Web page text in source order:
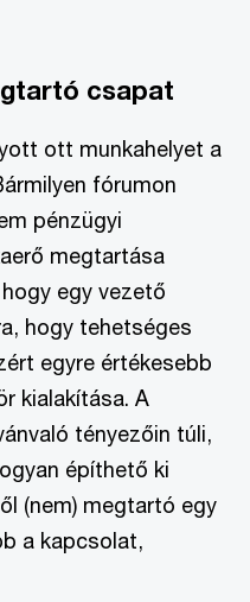
csapat
ott munkahelyet a
fórumon
pénzügyi
megtartása
egy vezető
hogy tehetséges
egyre értékesebb
kialakítása. A
tényezőin túli,
építhető ki
(nem) megtartó egy
a kapcsolat,